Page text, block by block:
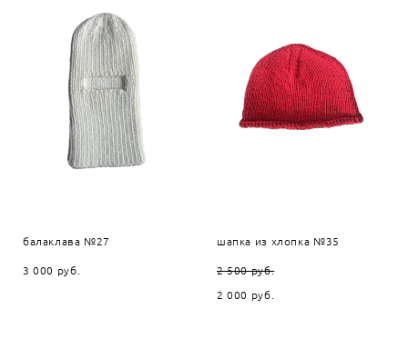
балаклава №27
3 000 pуб.
шапка из хлопка №35
2 500 pуб.
2 000 pуб.